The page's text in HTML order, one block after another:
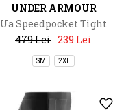
UNDER ARMOUR
Ua Speedpocket Tight
479 Lei 239 Lei
SM 2XL